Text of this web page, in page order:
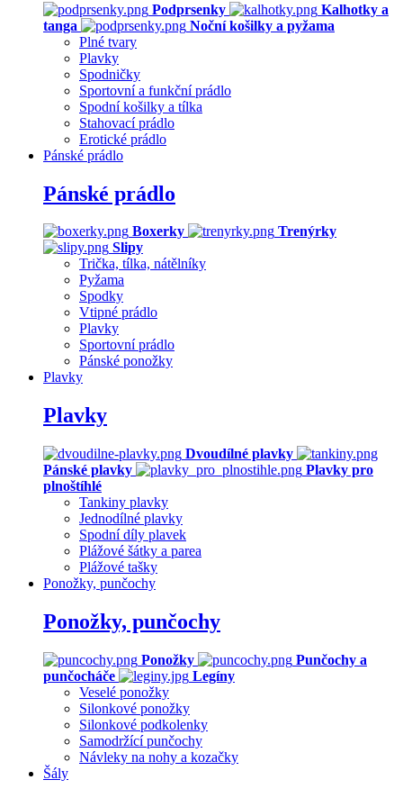
Podprsenky
Kalhotky a
tanga
Noční košilky a pyžama
Plné tvary
Plavky
Spodničky
Sportovní a funkční prádlo
Spodní košilky a tílka
Stahovací prádlo
Erotické prádlo
Pánské prádlo
Pánské prádlo
Boxerky
Trenýrky
Slipy
Trička, tílka, nátělníky
Pyžama
Spodky
Vtipné prádlo
Plavky
Sportovní prádlo
Pánské ponožky
Plavky
Plavky
Dvoudílné plavky
Pánské plavky
Plavky pro
plnoštíhlé
Tankiny plavky
Jednodílné plavky
Spodní díly plavek
Plážové šátky a parea
Plážové tašky
Ponožky, punčochy
Ponožky, punčochy
Ponožky
Punčochy a
punčocháče
Legíny
Veselé ponožky
Silonkové ponožky
Silonkové podkolenky
Samodržící punčochy
Návleky na nohy a kozačky
Šály